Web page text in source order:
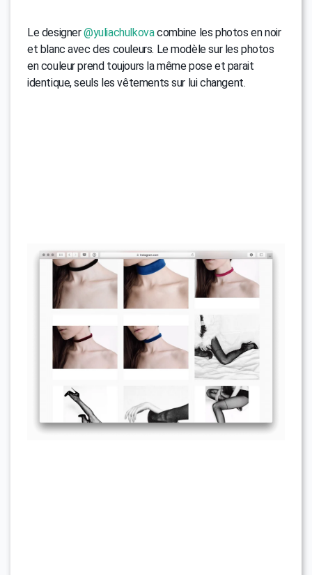
Le designer@yuliachulkovacombine les photos en noir
et blanc avec des couleurs. Le modèle sur les photos
en couleur prend toujours la même pose et parait
identique, seuls les vêtements sur lui changent.